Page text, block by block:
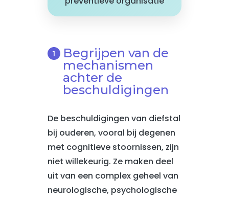
Begrijpen van de
mechanismen
achter de
beschuldigingen
De beschuldigingen van diefstal
bij ouderen, vooral bij degenen
met cognitieve stoornissen, zijn
niet willekeurig. Ze maken deel
uit van een complex geheel van
neurologische, psychologische